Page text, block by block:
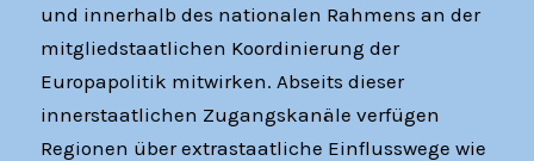
und innerhalb des nationalen Rahmens an der
mitgliedstaatlichen Koordinierung der
Europapolitik mitwirken. Abseits dieser
innerstaatlichen Zugangskanäle verfügen
Regionen über extrastaatliche Einflusswege wie